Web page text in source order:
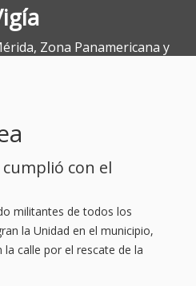
Zona Panamericana y
con el
militantes de todos los
la Unidad en el municipio,
calle por el rescate de la